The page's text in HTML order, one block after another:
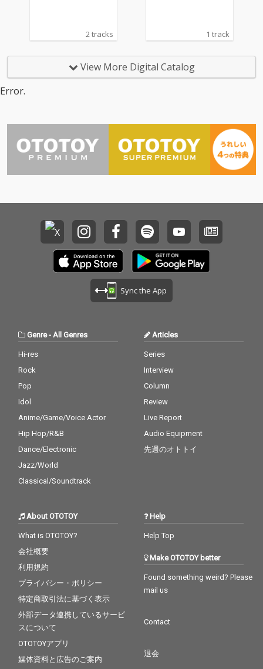
2 tracks 1 track
View More Digital Catalog
Error.
Sync the App
Genre- All Genres
Hi-res
Rock
Pop
Idol
Anime/Game/Voice Actor
Hip Hop/R&B
Dance/Electronic
Jazz/World
Classical/Soundtrack
Articles
Series
Interview
Column
Review
Live Report
Audio Equipment
先週のオトトイ
About OTOTOY
What is OTOTOY?
会社概要
利用規約
プライバシー・ポリシー
特定商取引法に基づく表示
外部データ連携しているサービ
スについて
OTOTOYアプリ
媒体資料と広告のご案内
Help
Help Top
Make OTOTOY better
Found something weird? Please
mail us
Contact
退会